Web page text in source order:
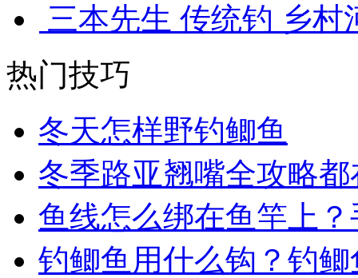
三本先生 传统钓 乡村
热门技巧
冬天怎样野钓鲫鱼
冬季路亚翘嘴全攻略
鱼线怎么绑在鱼竿上
钓鲫鱼用什么钩？钓